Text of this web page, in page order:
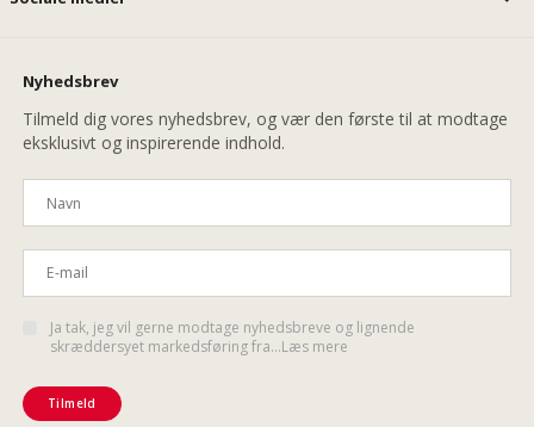
Nyhedsbrev
Tilmeld dig vores nyhedsbrev, og vær den første til at modtage
eksklusivt og inspirerende indhold.
Ja tak, jeg vil gerne modtage nyhedsbreve og lignende
skræddersyet markedsføring fra...Læs mere
Tilmeld